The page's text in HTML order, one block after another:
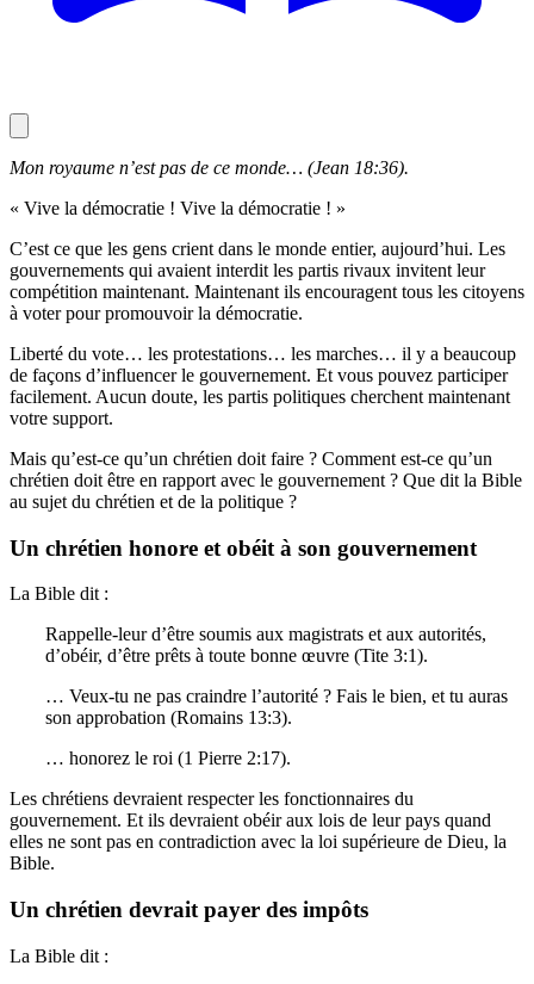
Mon royaume n’est pas de ce monde… (Jean 18:36).
« Vive la démocratie ! Vive la démocratie ! »
C’est ce que les gens crient dans le monde entier, aujourd’hui. Les
gouvernements qui avaient interdit les partis rivaux invitent leur
compétition maintenant. Maintenant ils encouragent tous les citoyens
à voter pour promouvoir la démocratie.
Liberté du vote… les protestations… les marches… il y a beaucoup
de façons d’influencer le gouvernement. Et vous pouvez participer
facilement. Aucun doute, les partis politiques cherchent maintenant
votre support.
Mais qu’est-ce qu’un chrétien doit faire ? Comment est-ce qu’un
chrétien doit être en rapport avec le gouvernement ? Que dit la Bible
au sujet du chrétien et de la politique ?
Un chrétien honore et obéit à son gouvernement
La Bible dit :
Rappelle-leur d’être soumis aux magistrats et aux autorités,
d’obéir, d’être prêts à toute bonne œuvre (Tite 3:1).
… Veux-tu ne pas craindre l’autorité ? Fais le bien, et tu auras
son approbation (Romains 13:3).
… honorez le roi (1 Pierre 2:17).
Les chrétiens devraient respecter les fonctionnaires du
gouvernement. Et ils devraient obéir aux lois de leur pays quand
elles ne sont pas en contradiction avec la loi supérieure de Dieu, la
Bible.
Un chrétien devrait payer des impôts
La Bible dit :